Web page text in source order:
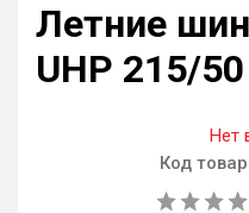
Летние
UHP 215/
Нет
Код